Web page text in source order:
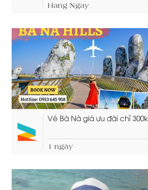
Hang Ngay
Vé Bà Nà giá ưu đãi chỉ 300k
1 ngày